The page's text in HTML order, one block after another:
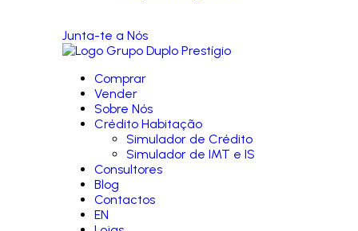
Junta-te a Nós
Comprar
Vender
Sobre Nós
Crédito Habitação
Simulador de Crédito
Simulador de IMT e IS
Consultores
Blog
Contactos
EN